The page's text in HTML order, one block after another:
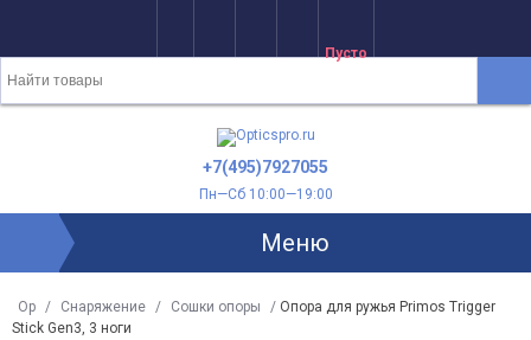
Пусто
+7(495)7927055
Пн—Сб 10:00—19:00
Меню
Op / Снаряжение / Сошки опоры / Опора для ружья Primos Trigger
Stick Gen3, 3 ноги